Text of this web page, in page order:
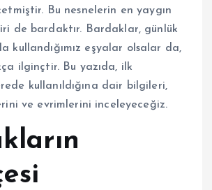
Bu nesnelerin en yaygın
de bardaktır. Bardaklar, günlük
kullandığımız eşyalar olsalar da,
ilginçtir. Bu yazıda, ilk
kullanıldığına dair bilgileri,
ve evrimlerini inceleyeceğiz.